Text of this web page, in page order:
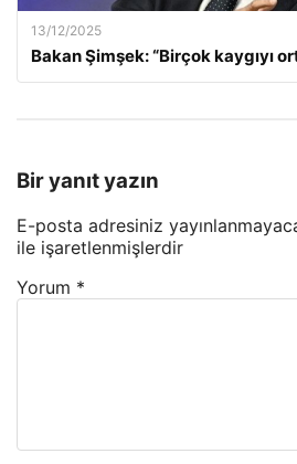
13/12/2025
Bakan Şimşek: “Birçok kaygıyı
Bir yanıt yazın
E-posta adresiniz
ile işaretlenmişlerdir
Yorum *